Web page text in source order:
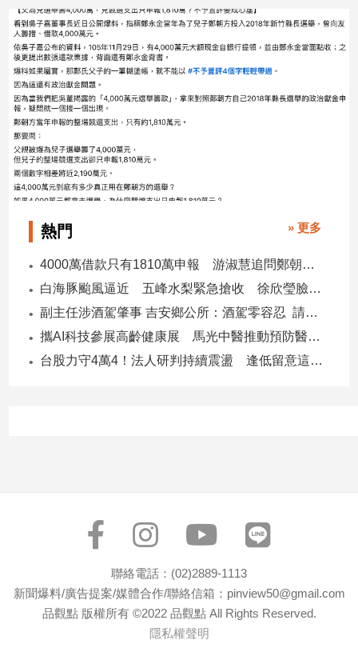
術
／
文
創
／
電
影
推
薦
科
技/
動
寵
物
Pet
熱門 » 更多
4000萬借款只有1810萬申報 游淑慧追問鄭朝方：2190萬差額去哪了
白海豚颱風逼近 五峰水梨緊急搶收 徐欣瑩臉書急呼「搶救五峰水梨」
副主任涉酒駕肇事 吉安鄉公所：酒駕零容忍 請辭獲准
攜AI科技參展高齡健康展 馬光中醫推動預防醫學迎接長壽新經濟
台股力守4萬4！法人研判持續震盪 逢低留意這些族群
聯絡電話：(02)2889-1113
新聞爆料/廣告提案/媒體合作/聯絡信箱：pinview50@gmail.com
品觀點 版權所有 ©2022 品觀點 All Rights Reserved.
隱私權聲明